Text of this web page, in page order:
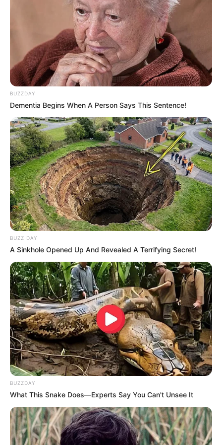
BUZZDAY
Dementia Begins When A Person Says This Sentence!
BUZZ DAY
A Sinkhole Opened Up And Revealed A Terrifying Secret!
BUZZDAY
What This Snake Does—Experts Say You Can't Unsee It